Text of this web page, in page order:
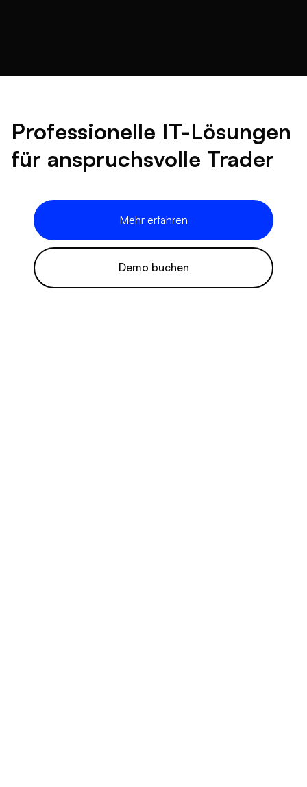
Professionelle IT-Lösungen
für anspruchsvolle Trader
Mehr erfahren
Demo buchen